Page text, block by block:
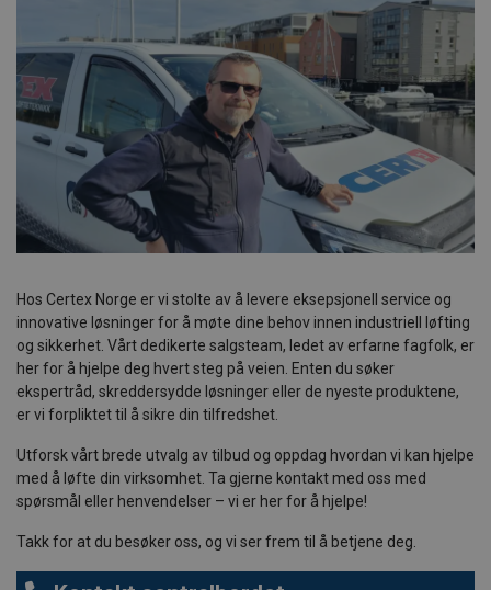
Hos Certex Norge er vi stolte av å levere eksepsjonell service og
innovative løsninger for å møte dine behov innen industriell løfting
og sikkerhet. Vårt dedikerte salgsteam, ledet av erfarne fagfolk, er
her for å hjelpe deg hvert steg på veien. Enten du søker
ekspertråd, skreddersydde løsninger eller de nyeste produktene,
er vi forpliktet til å sikre din tilfredshet.
Utforsk vårt brede utvalg av tilbud og oppdag hvordan vi kan hjelpe
med å løfte din virksomhet. Ta gjerne kontakt med oss med
spørsmål eller henvendelser – vi er her for å hjelpe!
Takk for at du besøker oss, og vi ser frem til å betjene deg.